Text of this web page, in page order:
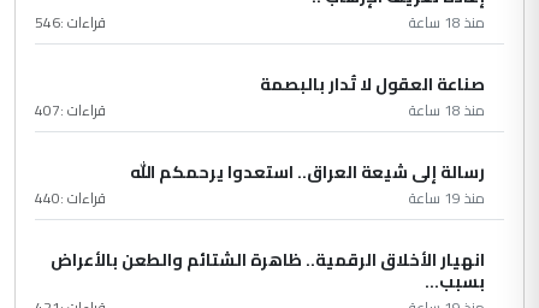
منذ 18 ساعة قراءات :546
صناعة العقول لا تُدار بالبصمة
منذ 18 ساعة قراءات :407
رسالة إلى شيعة العراق.. استعدوا يرحمكم الله
منذ 19 ساعة قراءات :440
انهيار الأخلاق الرقمية.. ظاهرة الشتائم والطعن بالأعراض
بسبب...